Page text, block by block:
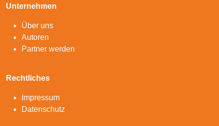
Unternehmen
Über uns
Autoren
Partner werden
Rechtliches
Impressum
Datenschutz